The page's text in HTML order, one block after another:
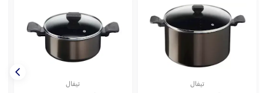
تيفال تيفال